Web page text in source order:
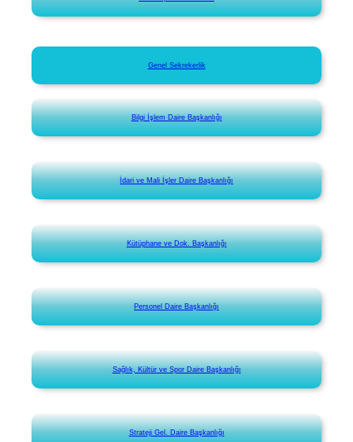
Genel Sekrekerlik
Bilgi İşlem Daire Başkanlığı
İdari ve Mali İşler Daire Başkanlığı
Kütüphane ve Dok. Başkanlığı
Personel Daire Başkanlığı
Sağlık, Kültür ve Spor Daire Başkanlığı
Strateji Gel. Daire Başkanlığı